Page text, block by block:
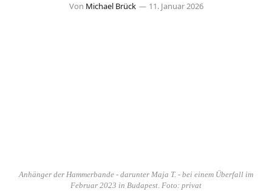
Von Michael Brück 11. Januar 2026
Anhänger der Hammerbande - darunter Maja T. - bei einem Überfall im
Februar 2023 in Budapest. Foto: privat